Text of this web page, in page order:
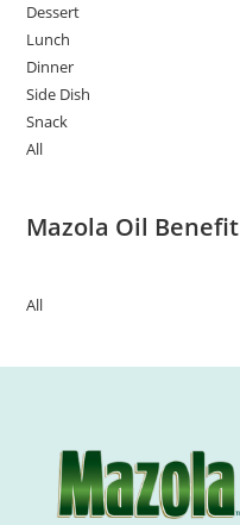
Dessert
Lunch
Dinner
Side Dish
Snack
All
Mazola Oil Benefit
All